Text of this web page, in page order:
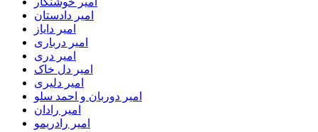
امیر دادستان
امیر دایاز
امیر درباری
امیر دری
امیر دل خاک
امیر دلیری
امیر دوربان و احمد سلو
امیر رادان
امیر رادریمو